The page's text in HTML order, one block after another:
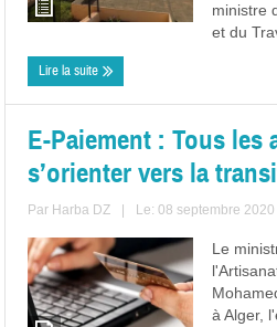
ministre
et du
Lire la suite
E-Paiement : Tous les
s’orienter vers la
Par Harba DZ Le: 08 septembre 2020
Le
à Alger,